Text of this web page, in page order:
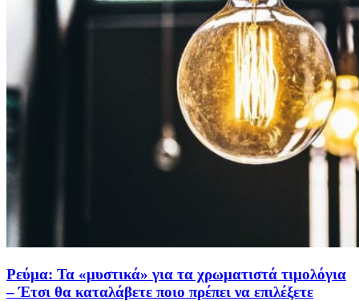
Ρεύμα: Τα «μυστικά» για τα χρωματιστά τιμολόγια
– Έτσι θα καταλάβετε ποιο πρέπει να επιλέξετε